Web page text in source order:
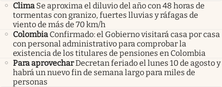
Clima Se aproxima el diluvio del año con 48 horas de
tormentas con granizo, fuertes lluvias y ráfagas de
viento de más de 70 km/h
Colombia Confirmado: el Gobierno visitará casa por casa
con personal administrativo para comprobar la
existencia de los titulares de pensiones en Colombia
Para aprovecharDecretan feriado el lunes 10 de agosto y
habrá un nuevo fin de semana largo para miles de
personas